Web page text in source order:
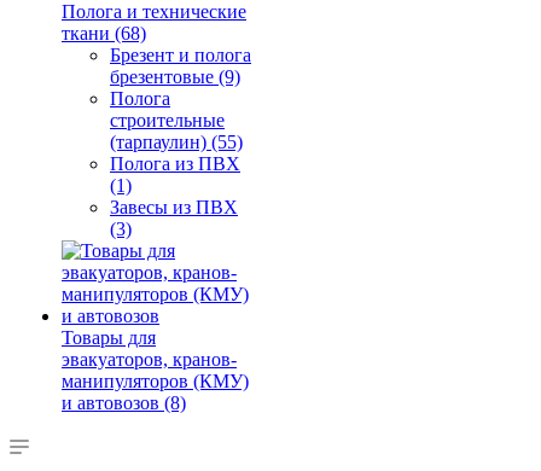
Полога и технические
ткани (68)
Брезент и полога
брезентовые (9)
Полога
строительные
(тарпаулин) (55)
Полога из ПВХ
(1)
Завесы из ПВХ
(3)
Товары для
эвакуаторов, кранов-
манипуляторов (КМУ)
и автовозов (8)